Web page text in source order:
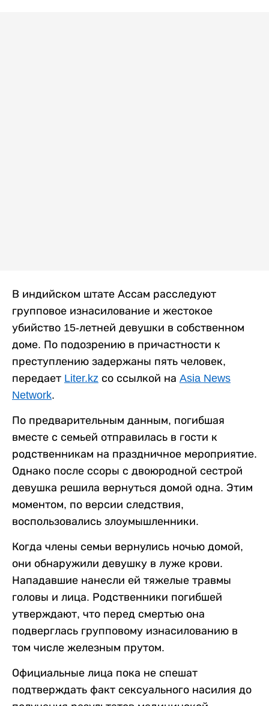
В индийском штате Ассам расследуют
групповое изнасилование и жестокое
убийство 15-летней девушки в собственном
доме. По подозрению в причастности к
преступлению задержаны пять человек,
передает Liter.kz со ссылкой на Asia News
Network.
По предварительным данным, погибшая
вместе с семьей отправилась в гости к
родственникам на праздничное мероприятие.
Однако после ссоры с двоюродной сестрой
девушка решила вернуться домой одна. Этим
моментом, по версии следствия,
воспользовались злоумышленники.
Когда члены семьи вернулись ночью домой,
они обнаружили девушку в луже крови.
Нападавшие нанесли ей тяжелые травмы
головы и лица. Родственники погибшей
утверждают, что перед смертью она
подверглась групповому изнасилованию в
том числе железным прутом.
Официальные лица пока не спешат
подтверждать факт сексуального насилия до